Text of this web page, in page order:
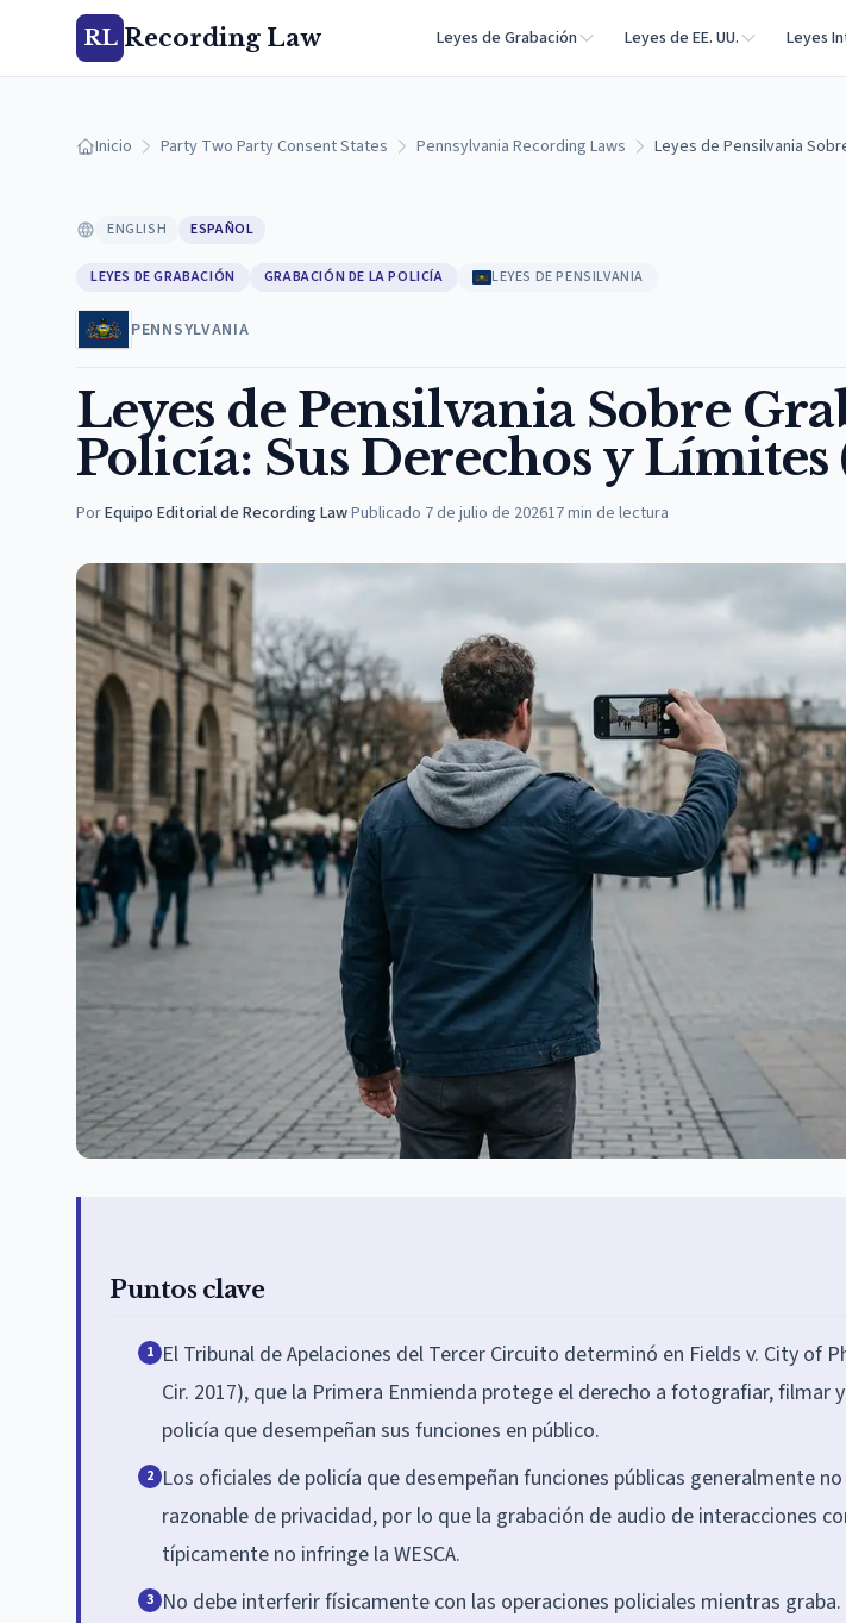
RL Recording Law Leyes de Grabación Leyes de EE. UU. Leyes
Inicio Party Two Party Consent States Pennsylvania Recording Laws Leyes de Pensilvania
ENGLISH ESPAÑOL
LEYES DE GRABACIÓN GRABACIÓN DE LA POLICÍA LEYES DE PENSILVANIA
PENNSYLVANIA
Leyes de Pensilvania Sobre
Policía: Sus Derechos y Límites
PorEquipo Editorial de Recording Law·Publicado 7 de julio de 202617min de lectura
Puntos clave
1 El Tribunal de Apelaciones del Tercer Circuito determinó en Fields v. City of
Cir. 2017), que la Primera Enmienda protege el derecho a fotografiar, filmar
policía que desempeñan sus funciones en público.
2 Los oficiales de policía que desempeñan funciones públicas generalmente
razonable de privacidad, por lo que la grabación de audio de interacciones
típicamente no infringe la WESCA.
3 No debe interferir físicamente con las operaciones policiales mientras